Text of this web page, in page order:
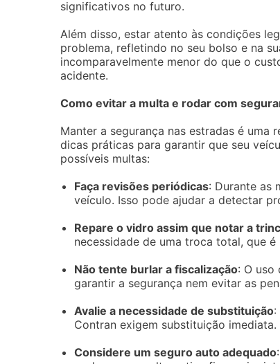
significativos no futuro.
Além disso, estar atento às condições
problema, refletindo no seu bolso e na
incomparavelmente menor do que o
acidente.
Como evitar a multa e rodar com
Manter a segurança nas estradas é
dicas práticas para garantir que seu
possíveis multas:
Faça revisões periódicas: Durante as
veículo. Isso pode ajudar a detectar
Repare o vidro assim que notar a
necessidade de uma troca total, que é
Não tente burlar a fiscalização: O uso
garantir a segurança nem evitar as
Avalie a necessidade de substituição:
Contran exigem substituição imediata.
Considere um seguro auto adequado